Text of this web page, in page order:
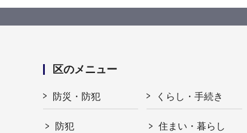
区のメニュー
防災・防犯
防犯
くらし・手続き
住まい・暮らし